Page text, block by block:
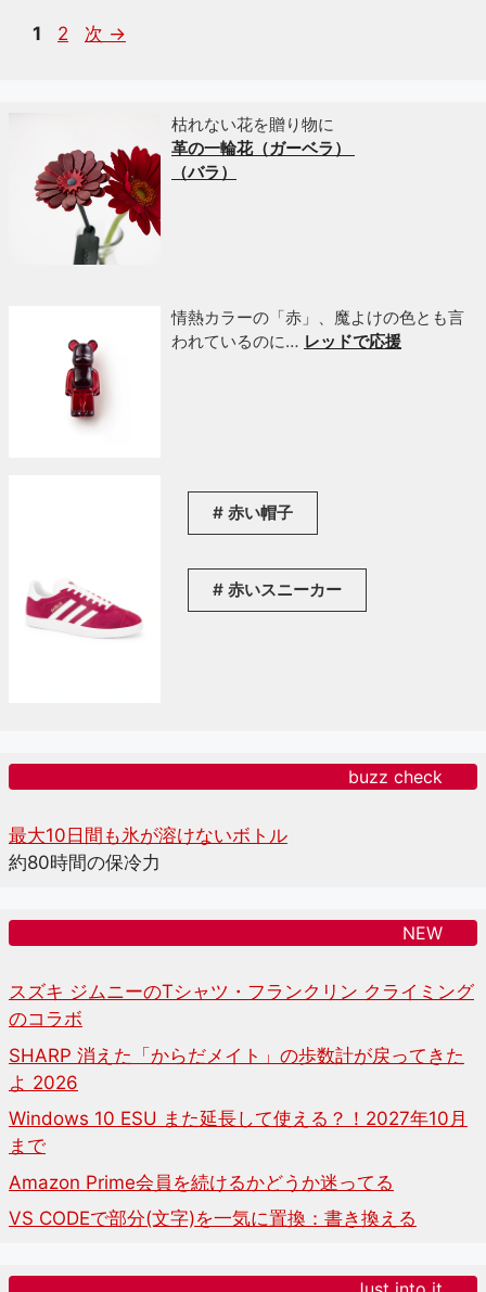
ペ
1
ペ
2 次 →
枯れない花を贈り物に
革の一輪花（ガーベラ）
（バラ）
情熱カラーの「赤」、魔よけの色とも言
われているのに… レッドで応援
赤い帽子
赤いスニーカー
buzz check
最大10日間も氷が溶けないボトル
約80時間の保冷力
NEW
スズキ ジムニーのTシャツ・フランクリン クライミング
のコラボ
SHARP 消えた「からだメイト」の歩数計が戻ってきた
よ 2026
Windows 10 ESU また延長して使える？！2027年10月
まで
Amazon Prime会員を続けるかどうか迷ってる
VS CODEで部分(文字)を一気に置換：書き換える